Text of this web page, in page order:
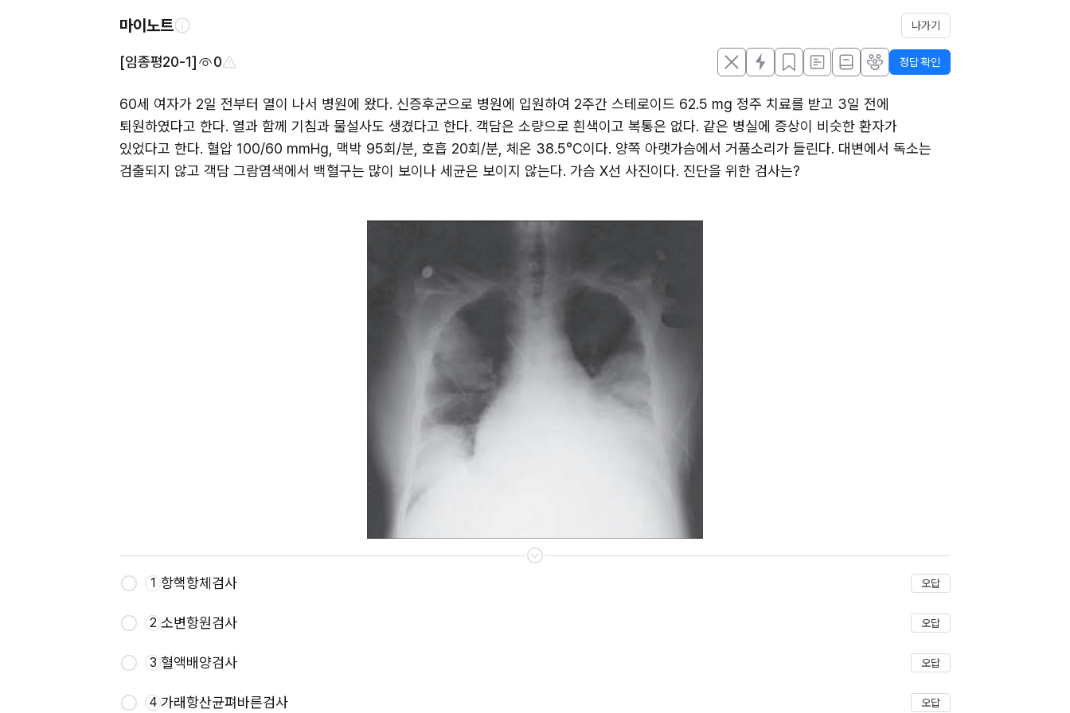
마이노트 나가기
[임종평20-1] 0 정답 확인
60세 여자가 2일 전부터 열이 나서 병원에 왔다. 신증후군으로 병원에 입원하여 2주간 스테로이드 62.5 mg 정주 치료를 받고 3일 전에
퇴원하였다고 한다. 열과 함께 기침과 물설사도 생겼다고 한다. 객담은 소량으로 흰색이고 복통은 없다. 같은 병실에 증상이 비슷한 환자가
있었다고 한다. 혈압 100/60 mmHg, 맥박 95회/분, 호흡 20회/분, 체온 38.5°C이다. 양쪽 아랫가슴에서 거품소리가 들린다. 대변에서 독소는
검출되지 않고 객담 그람염색에서 백혈구는 많이 보이나 세균은 보이지 않는다. 가슴 X선 사진이다. 진단을 위한 검사는?
저장
1 항핵항체검사 오답
2 소변항원검사 오답
3 혈액배양검사 오답
4 가래항산균펴바른검사 오답